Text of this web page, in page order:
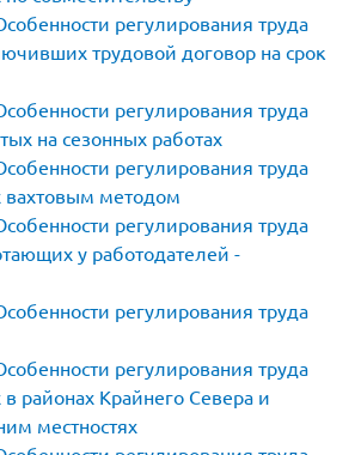
регулирования труда
трудовой договор на срок
регулирования труда
на сезонных работах
регулирования труда
методом
регулирования труда
у работодателей -
регулирования труда
регулирования труда
районах Крайнего Севера и
местностях